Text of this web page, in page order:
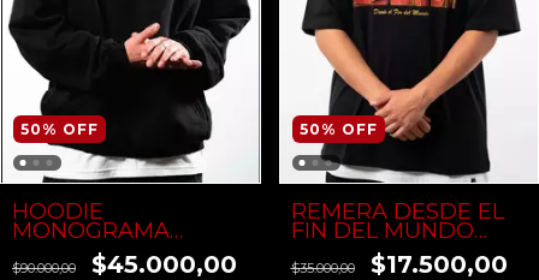
50 % OFF
HOODIE
MONOGRAMA
BORDADO
$90.000,00 $45.000,00
50 % OFF
REMERA DESDE EL
FIN DEL MUNDO
$35.000,00 $17.500,00